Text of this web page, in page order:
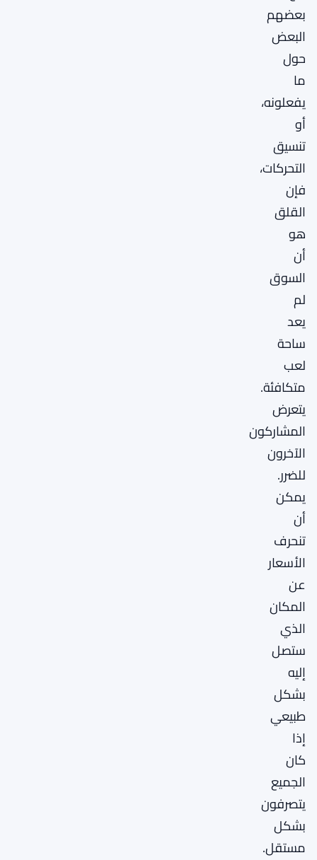
بعضهم
البعض
حول
ما
يفعلونه،
أو
تنسيق
التحركات،
فإن
القلق
هو
أن
السوق
لم
يعد
ساحة
لعب
متكافئة.
يتعرض
المشاركون
الآخرون
للضرر.
يمكن
أن
تنحرف
الأسعار
عن
المكان
الذي
ستصل
إليه
بشكل
طبيعي
إذا
كان
الجميع
يتصرفون
بشكل
مستقل.